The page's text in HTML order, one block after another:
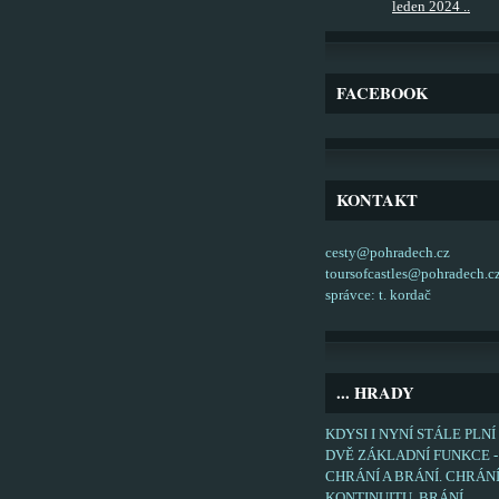
leden 2024 ..
FACEBOOK
KONTAKT
cesty@pohradech.cz
správce: t. kordač
... HRADY
KDYSI I NYNÍ STÁLE PLNÍ
DVĚ ZÁKLADNÍ FUNKCE -
CHRÁNÍ A BRÁNÍ. CHRÁNÍ